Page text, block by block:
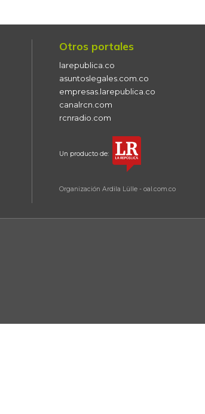
Otros portales
larepublica.co
asuntoslegales.com.co
empresas.larepublica.co
canalrcn.com
rcnradio.com
Un producto de:
Organización Ardila Lülle - oal.com.co